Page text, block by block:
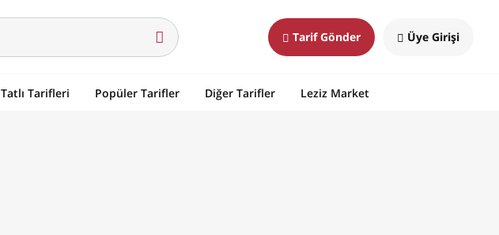
Tarif Gönder Üye Girişi
Tatlı Tarifleri Popüler Tarifler Diğer Tarifler Leziz Market